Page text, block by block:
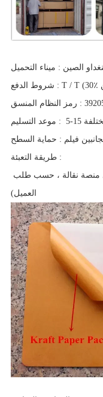
:
شروط الدفع :
رمز النظام المنسق :
:
:
طريقة التعبئة:
العميل)